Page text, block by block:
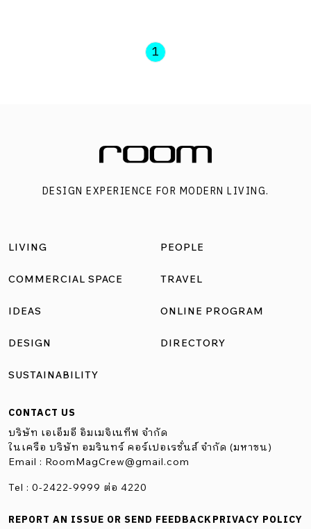
1
DESIGN EXPERIENCE FOR MODERN LIVING.
LIVING
COMMERCIAL SPACE
IDEAS
DESIGN
SUSTAINABILITY
PEOPLE
TRAVEL
ONLINE PROGRAM
DIRECTORY
CONTACT US
บริษัท เอเอ็มอี อิมเมจิเนทีฟ จำกัด
ในเครือ บริษัท อมรินทร์ คอร์เปอเรชั่นส์ จำกัด (มหาชน)
Email : RoomMagCrew@gmail.com
Tel : 0-2422-9999 ต่อ 4220
REPORT AN ISSUE OR SEND FEEDBACKPRIVACY POLICY